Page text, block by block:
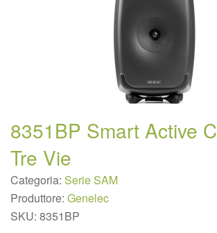
8351BP Smart Active
Tre Vie
Categoria: Serie SAM
Produttore: Genelec
SKU: 8351BP